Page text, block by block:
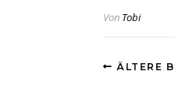
Von Tobi
ÄLTERE